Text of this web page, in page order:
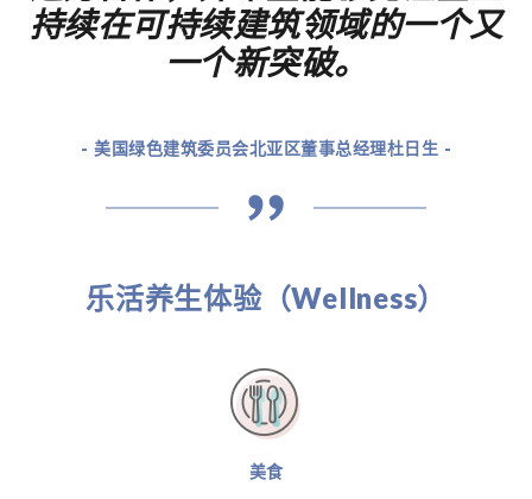
持续在可持续建筑领域的一个又
一个新突破。
- 美国绿色建筑委员会北亚区董事总经理杜日生 -
乐活养生体验（Wellness）
美食